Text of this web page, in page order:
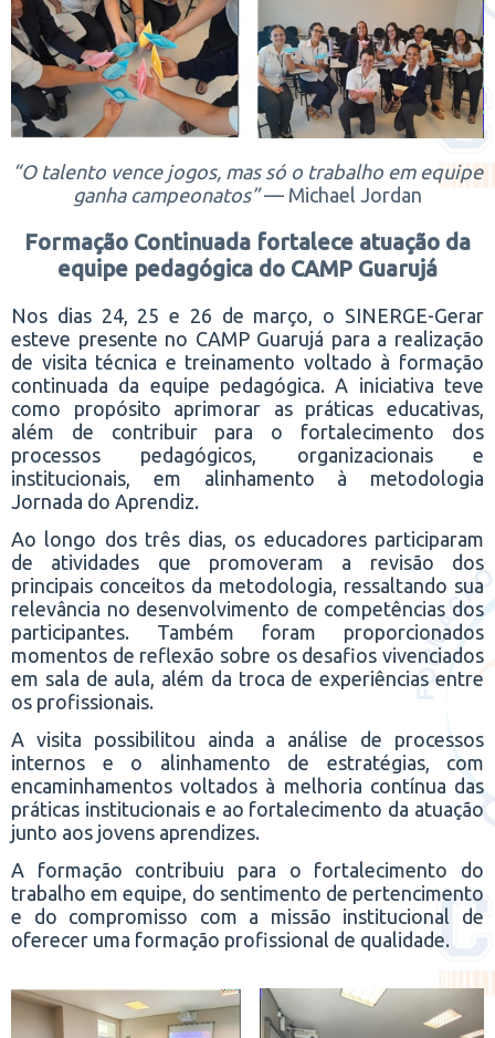
“O talento vence jogos, mas só o trabalho em equipe
ganha campeonatos”— Michael Jordan
Formação Continuada fortalece atuação da
equipe pedagógica do CAMP Guarujá
Nos dias 24, 25 e 26 de março, o SINERGE-Gerar
esteve presente no CAMP Guarujá para a realização
de visita técnica e treinamento voltado à formação
continuada da equipe pedagógica. A iniciativa teve
como propósito aprimorar as práticas educativas,
além de contribuir para o fortalecimento dos
processos pedagógicos, organizacionais e
institucionais, em alinhamento à metodologia
Jornada do Aprendiz.
Ao longo dos três dias, os educadores participaram
de atividades que promoveram a revisão dos
principais conceitos da metodologia, ressaltando sua
relevância no desenvolvimento de competências dos
participantes. Também foram proporcionados
momentos de reflexão sobre os desafios vivenciados
em sala de aula, além da troca de experiências entre
os profissionais.
A visita possibilitou ainda a análise de processos
internos e o alinhamento de estratégias, com
encaminhamentos voltados à melhoria contínua das
práticas institucionais e ao fortalecimento da atuação
junto aos jovens aprendizes.
A formação contribuiu para o fortalecimento do
trabalho em equipe, do sentimento de pertencimento
e do compromisso com a missão institucional de
oferecer uma formação profissional de qualidade.